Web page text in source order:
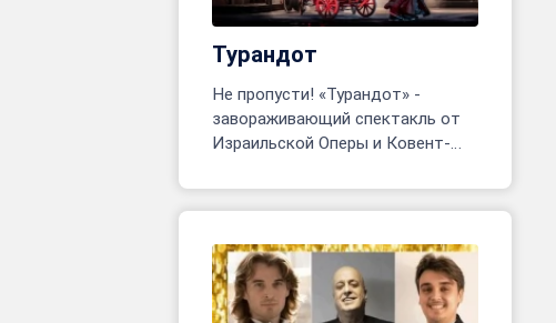
Турандот
Не пропусти! «Турандот» -
завораживающий спектакль от
Израильской Оперы и Ковент-
июля. Более 200 артистов на
сцене!